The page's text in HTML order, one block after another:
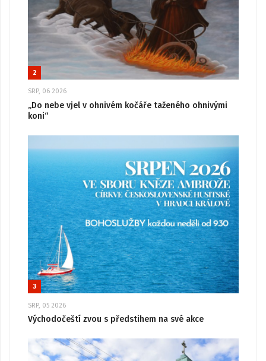
2
SRP, 06 2026
„Do nebe vjel v ohnivém kočáře taženého ohnivými
koni“
3
SRP, 05 2026
Východočeští zvou s předstihem na své akce